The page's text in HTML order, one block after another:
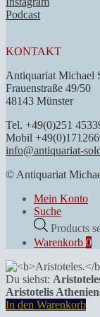
Podcast
KONTAKT
Antiquariat Michael
Frauenstraße 49/50
48143 Münster
Tel. +49(0)251
Mobil
info@antiquariat-
© Antiquariat
Mein Konto
Suche
Products
Warenkorb 0
Du siehst:
Aristotelis
In den Warenkorb